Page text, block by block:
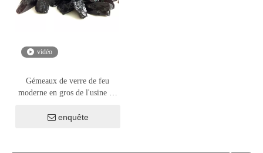
vidéo
Gémeaux de verre de feu
moderne en gros de l'usine en
enquête